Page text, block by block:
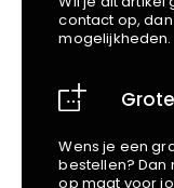
School
Bata
Beechfield
Claude
Craft
contact op,
mogelijkheden.
Wens je een
bestellen? Dan
op maat voor